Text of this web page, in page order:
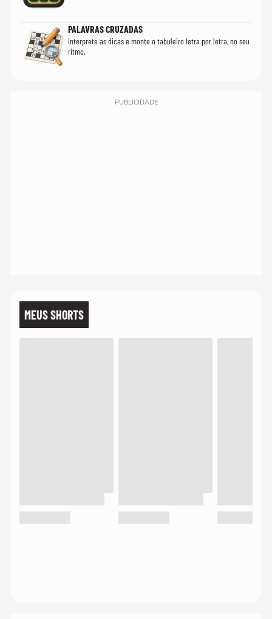
PALAVRAS CRUZADAS
Interprete as dicas e monte o tabuleiro letra por letra, no seu
ritmo.
PUBLICIDADE
MEUS SHORTS